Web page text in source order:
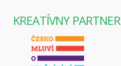
KREATÍVNY PARTNER